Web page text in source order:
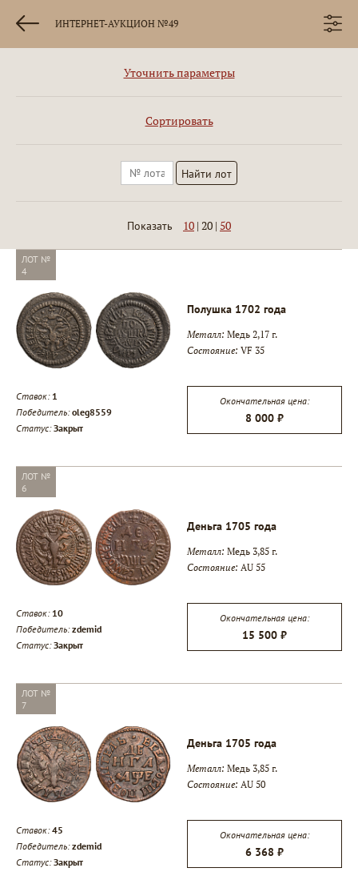
ИНТЕРНЕТ-АУКЦИОН №49
Уточнить параметры
Сортировать
Показать 10 | 20 | 50
ЛОТ №
4
Полушка 1702 года
Металл: Медь 2,17 г.
Состояние: VF 35
Ставок: 1
Победитель: oleg8559
Статус:Закрыт
Окончательная цена:
8 000 ₽
ЛОТ №
6
Деньга 1705 года
Металл: Медь 3,85 г.
Состояние: AU 55
Ставок: 10
Победитель: zdemid
Статус:Закрыт
Окончательная цена:
15 500 ₽
ЛОТ №
7
Деньга 1705 года
Металл: Медь 3,85 г.
Состояние: AU 50
Ставок:45
Победитель: zdemid
Статус:Закрыт
Окончательная цена:
6 368 ₽